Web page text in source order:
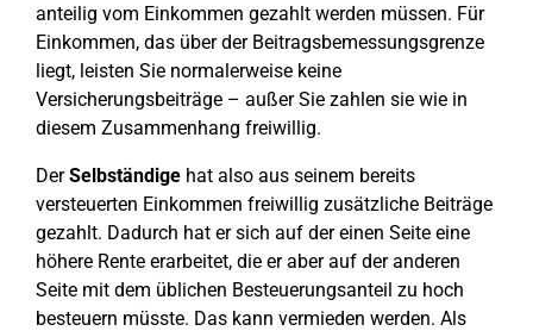
anteilig vom Einkommen gezahlt werden müssen. Für
Einkommen, das über der Beitragsbemessungsgrenze
liegt, leisten Sie normalerweise keine
Versicherungsbeiträge – außer Sie zahlen sie wie in
diesem Zusammenhang freiwillig.
DerSelbständige hat also aus seinem bereits
versteuerten Einkommen freiwillig zusätzliche Beiträge
gezahlt. Dadurch hat er sich auf der einen Seite eine
höhere Rente erarbeitet, die er aber auf der anderen
Seite mit dem üblichen Besteuerungsanteil zu hoch
besteuern müsste. Das kann vermieden werden. Als